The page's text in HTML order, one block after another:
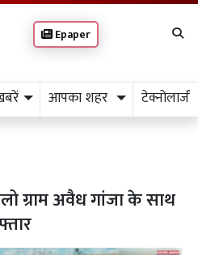
Epaper
आपका शहर टेक्नोलाजी
ग्राम अवैध गांजा के साथ